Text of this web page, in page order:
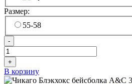
Размер:
55-58
-
+
В корзину